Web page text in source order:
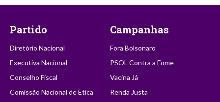
Partido
Diretório Nacional
Executiva Nacional
Conselho Fiscal
Comissão Nacional de Ética
Campanhas
Fora Bolsonaro
PSOL Contra a Fome
Vacina Já
Renda Justa